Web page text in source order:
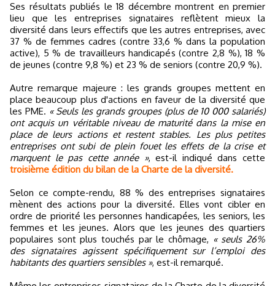
Ses résultats publiés le 18 décembre montrent en premier
lieu que les entreprises signataires reflètent mieux la
diversité dans leurs effectifs que les autres entreprises, avec
37 % de femmes cadres (contre 33,6 % dans la population
active), 5 % de travailleurs handicapés (contre 2,8 %), 18 %
de jeunes (contre 9,8 %) et 23 % de seniors (contre 20,9 %).
Autre remarque majeure : les grands groupes mettent en
place beaucoup plus d'actions en faveur de la diversité que
les PME. « Seuls les grands groupes (plus de 10 000 salariés)
ont acquis un véritable niveau de maturité dans la mise en
place de leurs actions et restent stables. Les plus petites
entreprises ont subi de plein fouet les effets de la crise et
marquent le pas cette année », est-il indiqué dans cette
troisième édition du bilan de la Charte de la diversité.
Selon ce compte-rendu, 88 % des entreprises signataires
mènent des actions pour la diversité. Elles vont cibler en
ordre de priorité les personnes handicapées, les seniors, les
femmes et les jeunes. Alors que les jeunes des quartiers
populaires sont plus touchés par le chômage, « seuls 26%
des signataires agissent spécifiquement sur l’emploi des
habitants des quartiers sensibles », est-il remarqué.